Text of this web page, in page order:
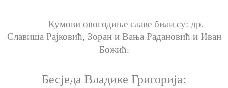
Кумови овогодиње славе били су: др.
Славиша Рајковић, Зоран и Вања Радановић и Иван
Божић.
Бесједа Владике Григорија: